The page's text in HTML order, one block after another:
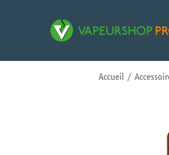
Accueil /